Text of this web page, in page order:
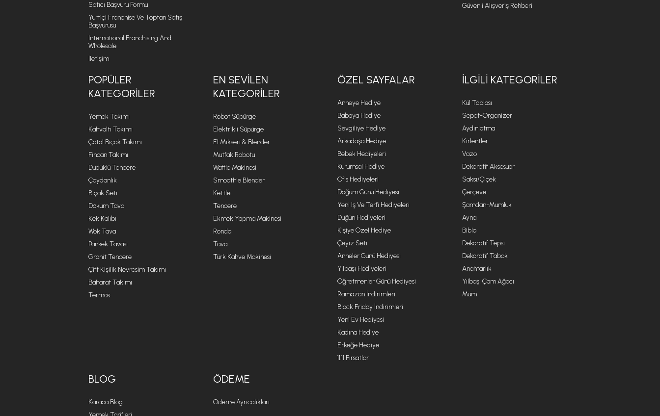
Satıcı Başvuru Formu
Yurtiçi Franchise Ve Toptan Satış
Başvurusu
International Franchising And
Wholesale
İletişim
Güvenli Alışveriş Rehberi
POPÜLER
KATEGORILER
Yemek Takımı
Kahvaltı Takımı
Çatal Bıçak Takımı
Fincan Takımı
Düdüklü Tencere
Çaydanlık
Bıçak Seti
Döküm Tava
Kek Kalıbı
Wok Tava
Pankek Tavası
Granit Tencere
Çift Kişilik Nevresim Takımı
Baharat Takımı
Termos
EN SEVILEN
KATEGORILER
Robot Süpürge
Elektrikli Süpürge
El Mikseri & Blender
Mutfak Robotu
Waffle Makinesi
Smoothie Blender
Kettle
Tencere
Ekmek Yapma Makinesi
Rondo
Tava
Türk Kahve Makinesi
ÖZEL SAYFALAR
Anneye Hediye
Babaya Hediye
Sevgiliye Hediye
Arkadaşa Hediye
Bebek Hediyeleri
Kurumsal Hediye
Ofis Hediyeleri
Doğum Günü Hediyesi
Yeni Iş Ve Terfi Hediyeleri
Düğün Hediyeleri
Kişiye Özel Hediye
Çeyiz Seti
Anneler Günü Hediyesi
Yılbaşı Hediyeleri
Öğretmenler Günü Hediyesi
Ramazan İndirimleri
Black Friday İndirimleri
Yeni Ev Hediyesi
Kadına Hediye
Erkeğe Hediye
11.11 Fırsatlar
İLGILI KATEGORILER
Kül Tablası
Sepet-Organizer
Aydınlatma
Kırlentler
Vazo
Dekoratif Aksesuar
Saksı/Çiçek
Çerçeve
Şamdan-Mumluk
Ayna
Biblo
Dekoratif Tepsi
Dekoratif Tabak
Anahtarlık
Yılbaşı Çam Ağacı
Mum
BLOG
Karaca Blog
ÖDEME
Ödeme Ayrıcalıkları